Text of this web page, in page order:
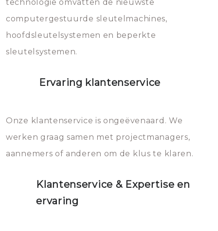
technologie omvatten de nieuwste
computergestuurde sleutelmachines,
hoofdsleutelsystemen en beperkte
sleutelsystemen.
Ervaring klantenservice
Onze klantenservice is ongeëvenaard. We
werken graag samen met projectmanagers,
aannemers of anderen om de klus te klaren.
Klantenservice & Expertise en
ervaring